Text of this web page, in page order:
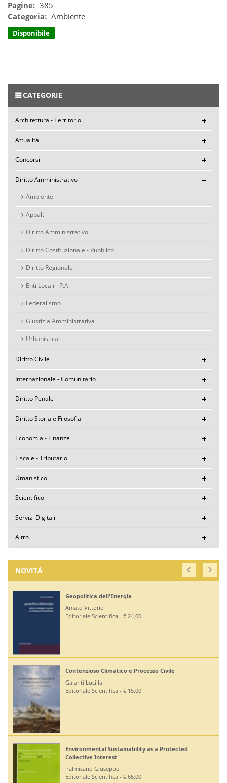
Pagine: 385
Categoria: Ambiente
Disponibile
CATEGORIE
Architettura - Territorio
Attualità
Concorsi
Diritto Amministrativo
Ambiente
Appalti
Diritto Amministrativo
Diritto Costituzionale - Pubblico
Diritto Regionale
Enti Locali - P.A.
Federalismo
Giustizia Amministrativa
Urbanistica
Diritto Civile
Internazionale - Comunitario
Diritto Penale
Diritto Storia e Filosofia
Economia - Finanze
Fiscale - Tributario
Umanistico
Scientifico
Servizi Digitali
Altro
NOVITÀ
Geopolitica dell'Energia
Amato Vittorio
Editoriale Scientifica - € 24,00
Contenzioso Climatico e Processo Civile
Galanti Lucilla
Editoriale Scientifica - € 15,00
Environmental Sustainability as a Protected
Collective Interest
Palmisano Giuseppe
Editoriale Scientifica - € 65,00